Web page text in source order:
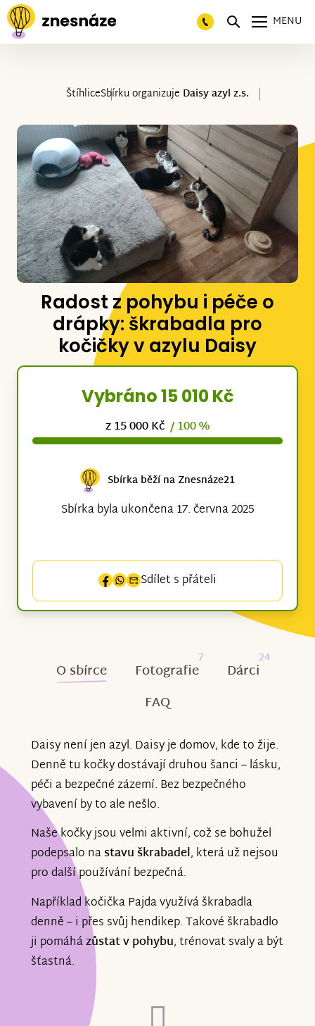
MENU
ŠtíhliceSbírku organizuje Daisy azyl z.s.
Radost z pohybu i péče o
drápky: škrabadla pro
kočičky v azylu Daisy
Vybráno 15 010 Kč
z 15 000 Kč / 100 %
Sbírka běží na Znesnáze21
Sbírka byla ukončena 17. června 2025
Sdílet s přáteli
O sbírce Fotografie
7
Dárci
24
FAQ
Daisy není jen azyl. Daisy je domov, kde to žije.
Denně tu kočky dostávají druhou šanci – lásku,
péči a bezpečné zázemí. Bez bezpečného
vybavení by to ale nešlo.
Naše kočky jsou velmi aktivní, což se bohužel
podepsalo nastavu škrabadel, která už nejsou
pro další používání bezpečná.
Například kočička Pajda využívá škrabadla
denně – i přes svůj hendikep. Takové škrabadlo
ji pomáházůstat v pohybu, trénovat svaly a být
šťastná.